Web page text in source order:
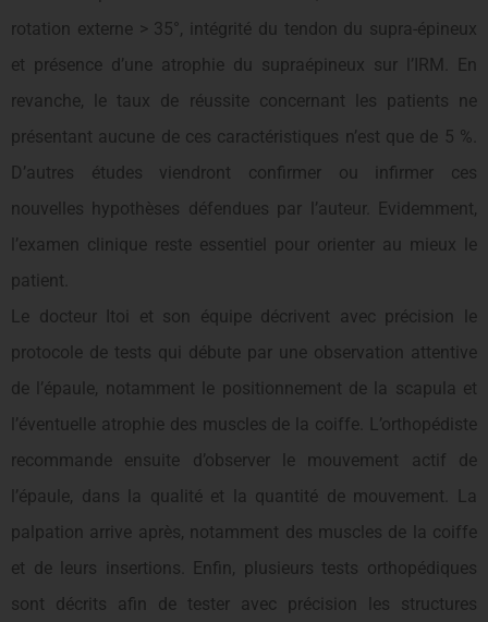
rotation externe > 35°, intégrité du tendon du supra-épineux
et présence d’une atrophie du supraépineux sur l’IRM. En
revanche, le taux de réussite concernant les patients ne
présentant aucune de ces caractéristiques n’est que de 5 %.
D’autres études viendront confirmer ou infirmer ces
nouvelles hypothèses défendues par l’auteur. Evidemment,
l’examen clinique reste essentiel pour orienter au mieux le
patient.
Le docteur Itoi et son équipe décrivent avec précision le
protocole de tests qui débute par une observation attentive
de l’épaule, notamment le positionnement de la scapula et
l’éventuelle atrophie des muscles de la coiffe. L’orthopédiste
recommande ensuite d’observer le mouvement actif de
l’épaule, dans la qualité et la quantité de mouvement. La
palpation arrive après, notamment des muscles de la coiffe
et de leurs insertions. Enfin, plusieurs tests orthopédiques
sont décrits afin de tester avec précision les structures